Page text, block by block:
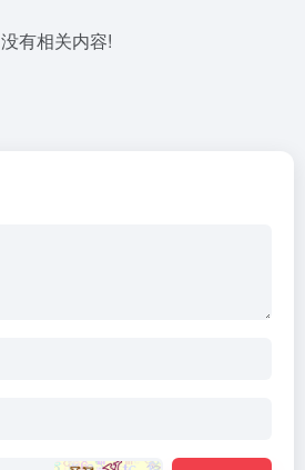
没有相关内容!